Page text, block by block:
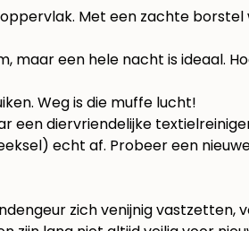
Met een zachte
maar een hele nacht is ideaal.
Weg is die muffe lucht!
diervriendelijke
echt af. Probeer een
zich venijnig vastzetten,